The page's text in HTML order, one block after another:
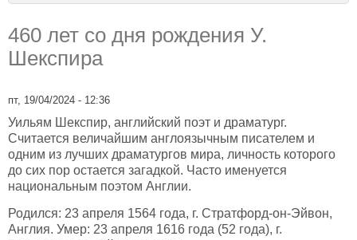
460 лет со дня рождения У.
Шекспира
пт, 19/04/2024 - 12:36
Уильям Шекспир, английский поэт и драматург.
Считается величайшим англоязычным писателем и
одним из лучших драматургов мира, личность которого
до сих пор остается загадкой. Часто именуется
национальным поэтом Англии.
Родился: 23 апреля 1564 года, г. Стратфорд-он-Эйвон,
Англия. Умер: 23 апреля 1616 года (52 года), г.